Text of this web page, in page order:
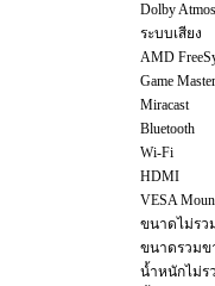
Dolby Atmos
ระบบเสียง
AMD
Game Master
Miracast
Bluetooth
Wi-Fi
HDMI
VESA
ขนาดไม่รว
ขนาดรวมข
น้ำหนักไม่ร